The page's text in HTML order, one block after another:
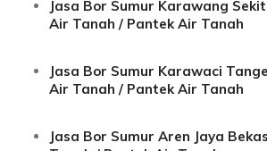
Jasa Bor Sumur Karawang
Air Tanah / Pantek Air Tanah
Jasa Bor Sumur Karawaci
Air Tanah / Pantek Air Tanah
Jasa Bor Sumur Aren Jaya